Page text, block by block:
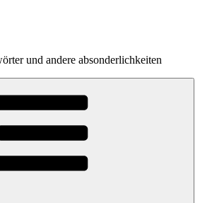
und andere absonderlichkeiten